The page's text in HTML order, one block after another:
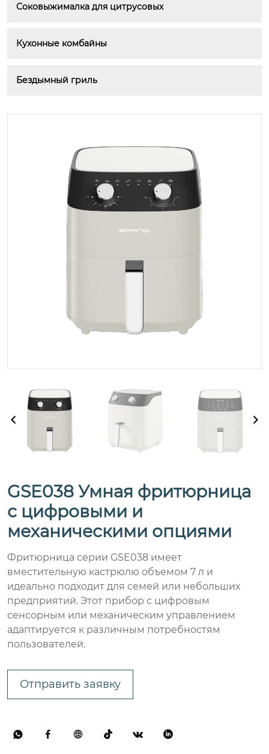
Соковыжималка для цитрусовых
Кухонные комбайны
Бездымный гриль
GSE038 Умная фритюрница
с цифровыми и
механическими опциями
Фритюрница серии GSE038 имеет
вместительную кастрюлю объемом 7 л и
идеально подходит для семей или небольших
предприятий. Этот прибор с цифровым
сенсорным или механическим управлением
адаптируется к различным потребностям
пользователей.
Отправить заявку
     